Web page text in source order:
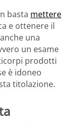
basta mettere
e ottenere il
una
un esame
prodotti
è idoneo
titolazione.